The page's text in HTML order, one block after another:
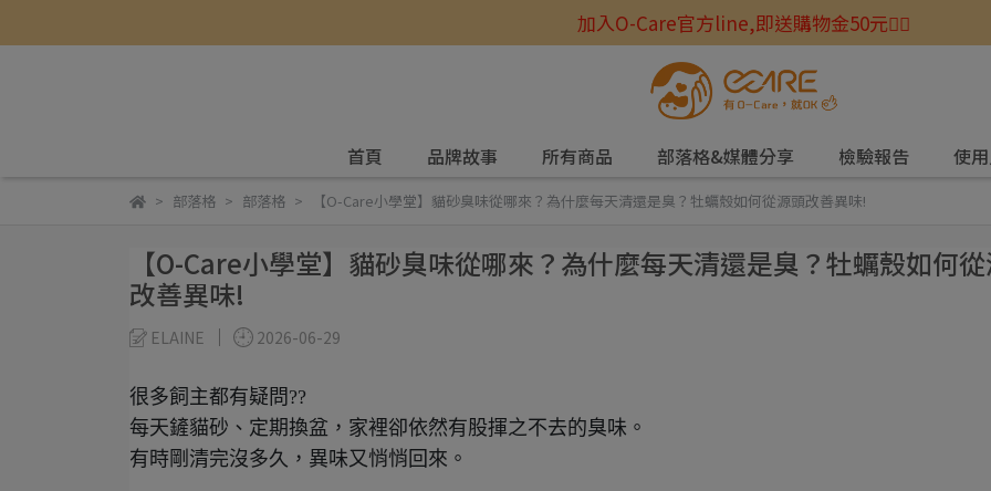
加入O-Care官方line,即送購物金50元☝🏻
首頁 品牌故事 所有商品 部落格&媒體分享 檢驗報告 使
部落格 部落格 【O-Care小學堂】貓砂臭味從哪來？為什麼每天清還是臭？牡蠣殼如何從源頭改善異味!
【O-Care小學堂】貓砂臭味從哪來？為什麼每天清還是臭？牡蠣殼如何
改善異味!
ELAINE 2026-06-29
很多飼主都有疑問??
每天鏟貓砂、定期換盆，家裡卻依然有股揮之不去的臭味。
有時剛清完沒多久，異味又悄悄回來。